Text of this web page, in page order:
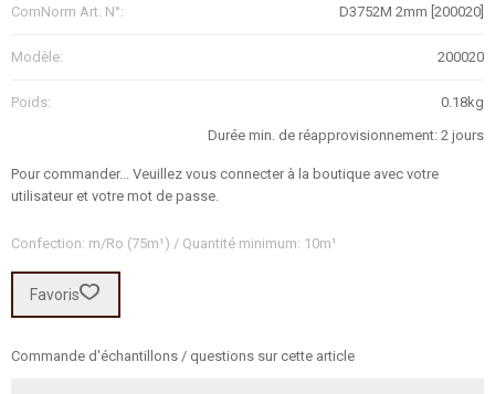
ComNorm Art. N°: D3752M 2mm [200020]
Modèle: 200020
Poids:
0.18kg
Durée min. de réapprovisionnement: 2 jours
Pour commander... Veuillez vous connecter à la boutique avec votre
utilisateur et votre mot de passe.
Confection: m/Ro (75m¹) / Quantité minimum: 10m¹
Favoris
Commande d'échantillons / questions sur cette article